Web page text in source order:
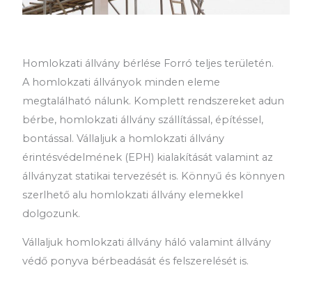
Homlokzati állvány bérlése Forró teljes területén.
A homlokzati állványok minden eleme
megtalálható nálunk. Komplett rendszereket adun
bérbe, homlokzati állvány szállítással, építéssel,
bontással. Vállaljuk a homlokzati állvány
érintésvédelmének (EPH) kialakítását valamint az
állványzat statikai tervezését is. Könnyű és könnyen
szerlhető alu homlokzati állvány elemekkel
dolgozunk.
Vállaljuk homlokzati állvány háló valamint állvány
védő ponyva bérbeadását és felszerelését is.